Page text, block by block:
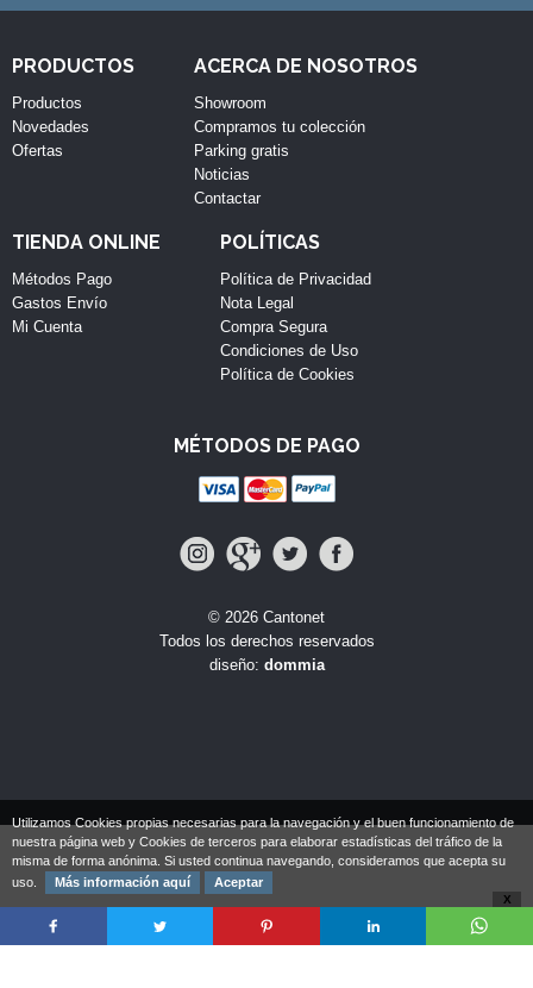
PRODUCTOS
Productos
Novedades
Ofertas
ACERCA DE NOSOTROS
Showroom
Compramos tu colección
Parking gratis
Noticias
Contactar
TIENDA ONLINE
Métodos Pago
Gastos Envío
Mi Cuenta
POLÍTICAS
Política de Privacidad
Nota Legal
Compra Segura
Condiciones de Uso
Política de Cookies
MÉTODOS DE PAGO
© 2026 Cantonet
Todos los derechos reservados
diseño: dommia
Utilizamos Cookies propias necesarias para la navegación y el buen funcionamiento de
nuestra página web y Cookies de terceros para elaborar estadísticas del tráfico de la
misma de forma anónima. Si usted continua navegando, consideramos que acepta su
uso.
Más información aquí Aceptar
X